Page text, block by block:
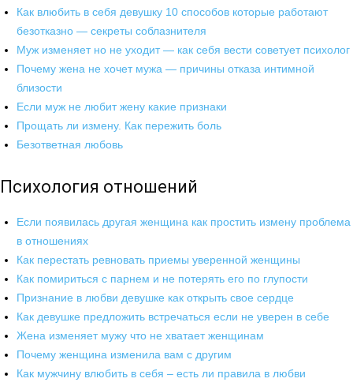
Как влюбить в себя девушку 10 способов которые работают
безотказно — секреты соблазнителя
Муж изменяет но не уходит — как себя вести советует психолог
Почему жена не хочет мужа — причины отказа интимной
близости
Если муж не любит жену какие признаки
Прощать ли измену. Как пережить боль
Безответная любовь
Психология отношений
Если появилась другая женщина как простить измену проблема
в отношениях
Как перестать ревновать приемы уверенной женщины
Как помириться с парнем и не потерять его по глупости
Признание в любви девушке как открыть свое сердце
Как девушке предложить встречаться если не уверен в себе
Жена изменяет мужу что не хватает женщинам
Почему женщина изменила вам с другим
Как мужчину влюбить в себя – есть ли правила в любви